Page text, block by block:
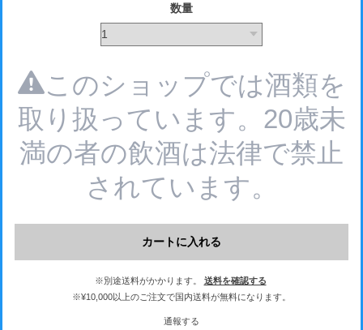
数量
このショップでは酒類を
取り扱っています。20歳未
満の者の飲酒は法律で禁止
されています。
カートに入れる
※別途送料がかかります。
送料を確認する
※¥10,000以上のご注文で国内送料が無料になります。
通報する